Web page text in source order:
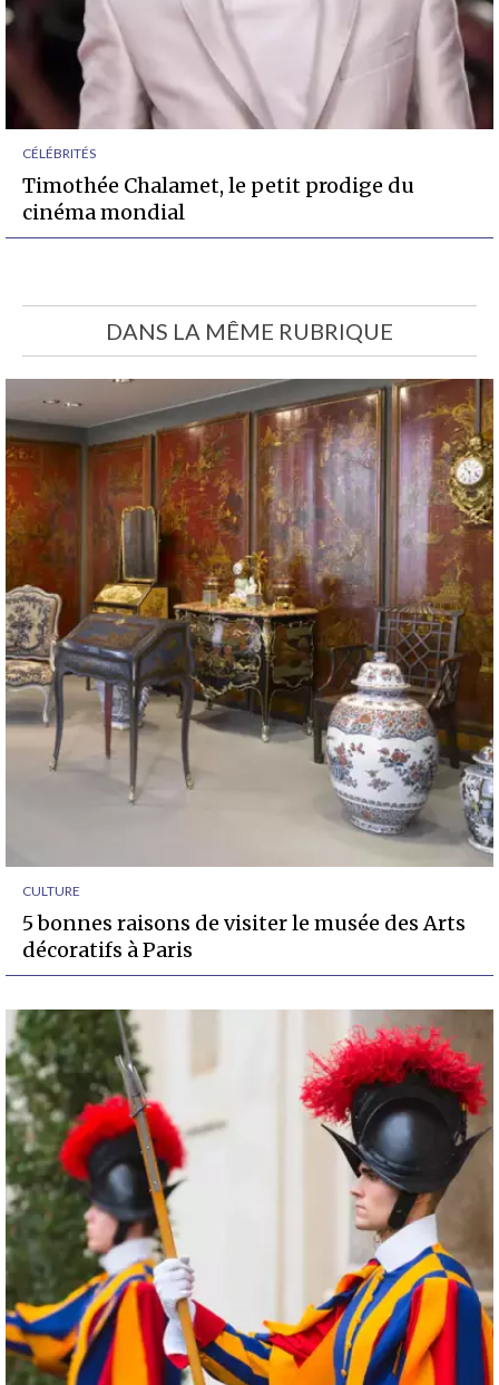
CÉLÉBRITÉS
Timothée Chalamet, le petit prodige du
cinéma mondial
DANS LA MÊME RUBRIQUE
CULTURE
5 bonnes raisons de visiter le musée des Arts
décoratifs à Paris